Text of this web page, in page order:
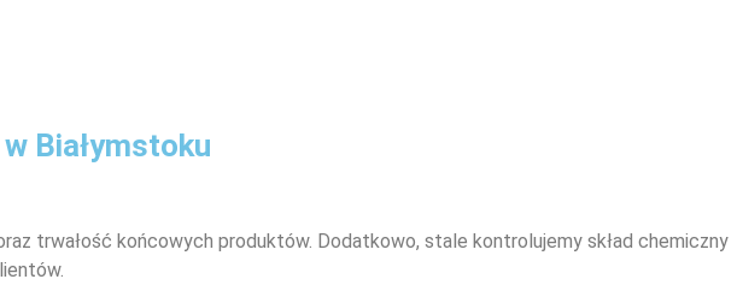
Białymstoku
trwałość końcowych produktów. Dodatkowo, stale kontrolujemy skład chemiczny